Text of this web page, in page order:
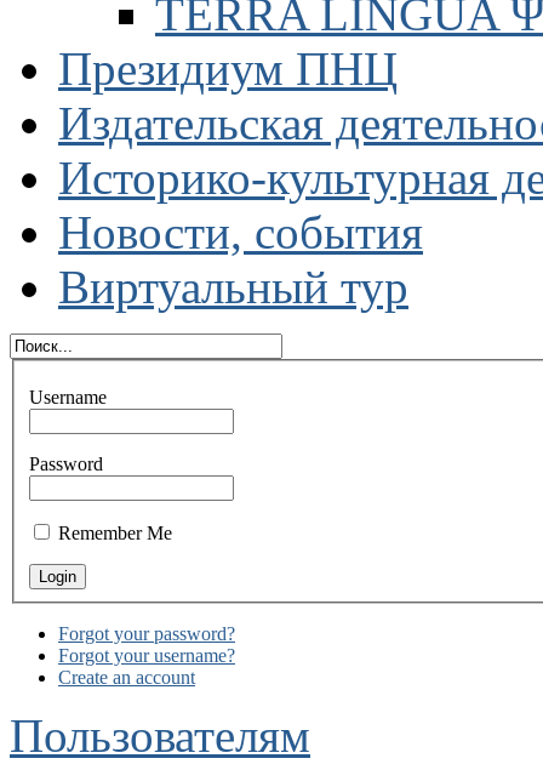
TERRA LINGUA
Президиум ПНЦ
Издательская
Историко-культурная
Новости, события
Виртуальный тур
Username
Password
Remember Me
Forgot your password?
Forgot your username?
Create an account
Пользователям